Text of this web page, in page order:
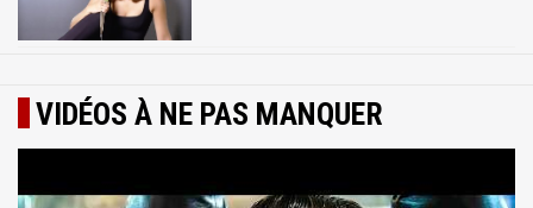
VIDÉOS À NE PAS MANQUER